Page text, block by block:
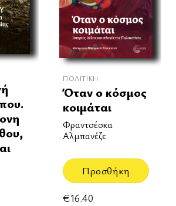
ΠΟΛΙΤΙΚΉ
Όταν ο κόσμος
κοιμάται
Φραντσέσκα
Αλμπανέζε
Προσθήκη
€16.40